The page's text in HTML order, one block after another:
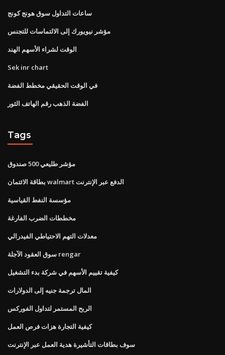
ساعات التداول سوق هونج كونج
مؤشر نيويورك إلى الالتماسات للتجنس
الوقت لشراء الأسهم الهند
Sek inr chart
في الوقت الحقيقي مخطط الفضة
الفضة الذهب رقم الهاتف الثور
Tags
مؤشر طليعي 500 صندوق
بطاقة الائتمان walmart الدفع عبر الإنترنت
مؤسسة النفط القياسية
مخططات الضرب الفارغة
معدلات التهم الاحتياطي الفيدرالي
سوق العقود الآجلة rengar
كيفية تقييم الأسهم في شركة بدء التشغيل
المال ترجمة جنيه إلى الدولارات
الربح المستمر لتداول الفوركس
كيفية التجارة هزات فرص العمل
سوف بطاقات التأشيرة هدية العمل عبر الإنترنت